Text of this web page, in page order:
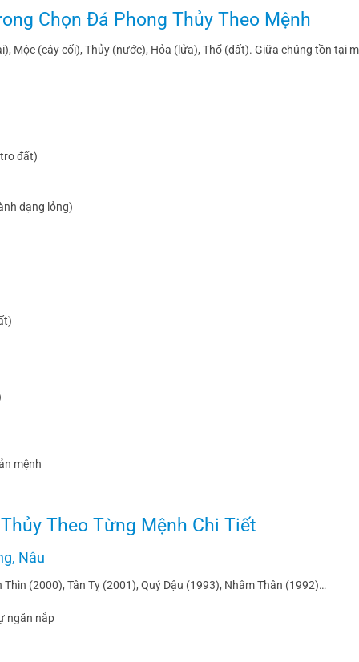
Chọn Đá Phong Thủy Theo Mệnh
Mộc (cây cối), Thủy (nước), Hỏa (lửa), Thổ (đất). Giữa chúng tồn tại
đất)
dạng lỏng)
mệnh
Theo Từng Mệnh Chi Tiết
Nâu
(2000), Tân Tỵ (2001), Quý Dậu (1993), Nhâm Thân (1992)…
ngăn nắp